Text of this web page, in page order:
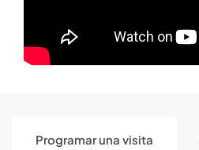
Programar una visita